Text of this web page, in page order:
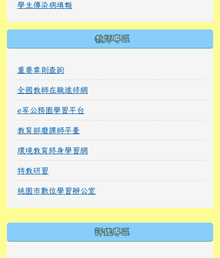
學生傳染病填報
教師專區
重要章則查詢
全國教師在職進修網
e等公務園學習平台
教育部磨課師平臺
環境教育終身學習網
特教研習
桃園市數位學習辦公室
評鑑專區